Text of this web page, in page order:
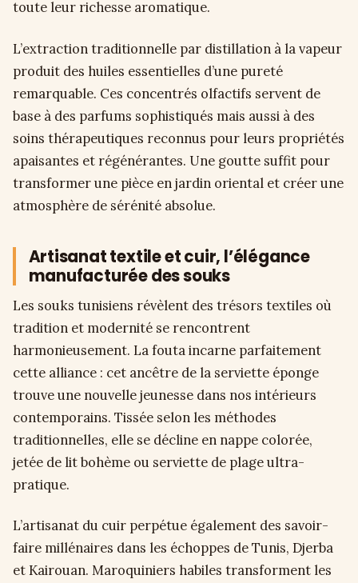
toute leur richesse aromatique.
L’extraction traditionnelle par distillation à la vapeur
produit des huiles essentielles d’une pureté
remarquable. Ces concentrés olfactifs servent de
base à des parfums sophistiqués mais aussi à des
soins thérapeutiques reconnus pour leurs propriétés
apaisantes et régénérantes. Une goutte suffit pour
transformer une pièce en jardin oriental et créer une
atmosphère de sérénité absolue.
Artisanat textile et cuir, l’élégance
manufacturée des souks
Les souks tunisiens révèlent des trésors textiles où
tradition et modernité se rencontrent
harmonieusement. La fouta incarne parfaitement
cette alliance : cet ancêtre de la serviette éponge
trouve une nouvelle jeunesse dans nos intérieurs
contemporains. Tissée selon les méthodes
traditionnelles, elle se décline en nappe colorée,
jetée de lit bohème ou serviette de plage ultra-
pratique.
L’artisanat du cuir perpétue également des savoir-
faire millénaires dans les échoppes de Tunis, Djerba
et Kairouan. Maroquiniers habiles transforment les